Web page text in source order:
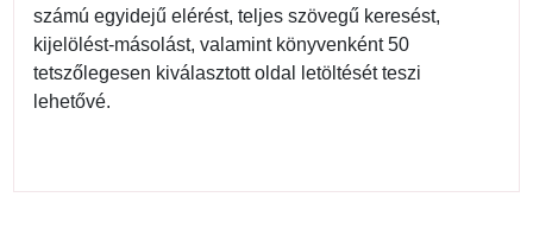
számú egyidejű elérést, teljes szövegű keresést,
kijelölést-másolást, valamint könyvenként 50
tetszőlegesen kiválasztott oldal letöltését teszi
lehetővé.